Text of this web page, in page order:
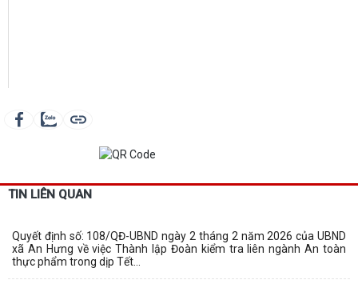
TIN LIÊN QUAN
Quyết định số: 108/QĐ-UBND ngày 2 tháng 2 năm 2026 của UBND
xã An Hưng về việc Thành lập Đoàn kiểm tra liên ngành An toàn
thực phẩm trong dịp Tết...